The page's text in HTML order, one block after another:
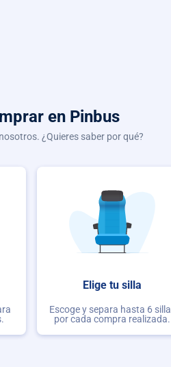
en Pinbus
¿Quieres saber por qué?
Elige tu silla
Escoge y separa hasta 6
por cada compra realizada.